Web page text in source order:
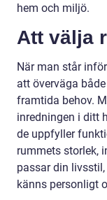
hem och miljö.
Att välja
När man står
att överväga
framtida behov.
inredningen i ditt
de uppfyller
rummets storlek,
passar din
känns personligt